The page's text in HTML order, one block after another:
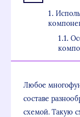
Любое
составе
схемой. Такую